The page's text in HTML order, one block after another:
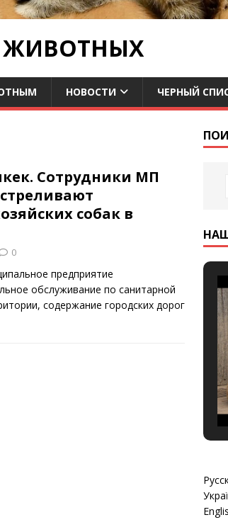
ЖИВОТНЫХ
НОВОСТИ ЧЕРНЫЙ
Сотрудники МП
собак в
0
предприятие
обслуживание по санитарной
содержание городских дорог